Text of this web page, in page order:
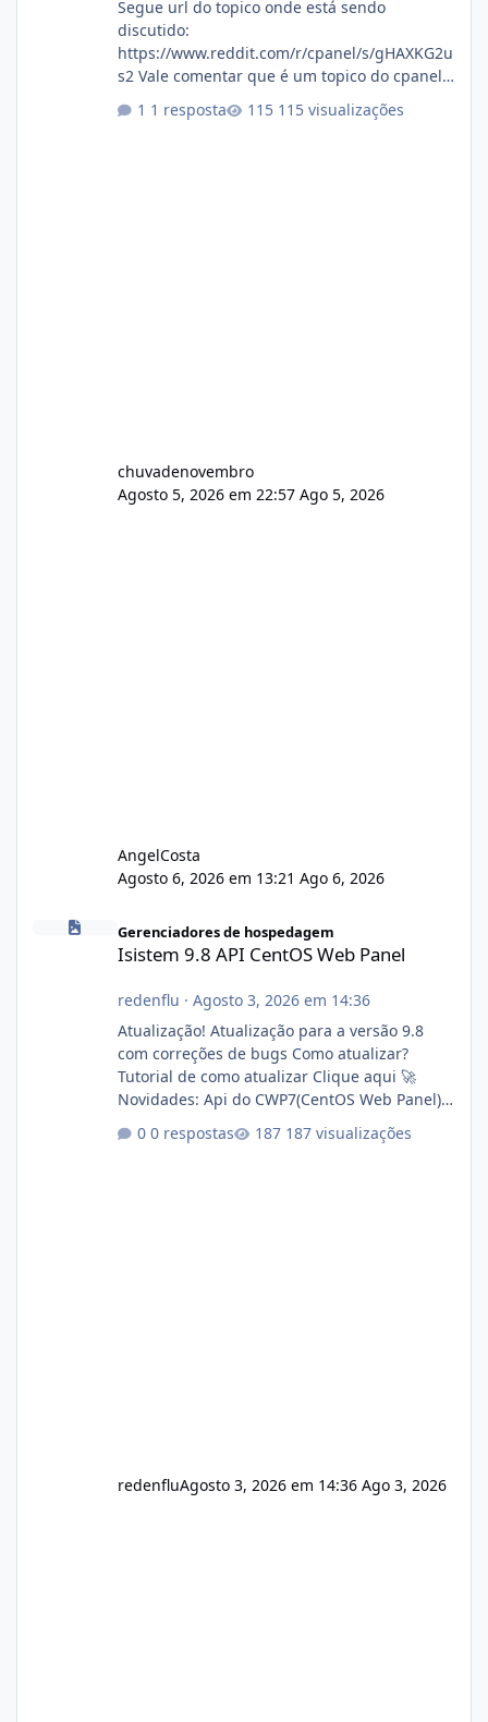
Segue url do topico onde está sendo
discutido:
https://www.reddit.com/r/cpanel/s/gHAXKG2u
s2 Vale comentar que é um topico do cpanel...
1 resposta 115 visualizações
chuvadenovembro
Agosto 5, 2026 em 22:57 Ago 5, 2026
AngelCosta
Agosto 6, 2026 em 13:21 Ago 6, 2026
Isistem 9.8 API CentOS Web Panel
Gerenciadores de hospedagem
Isistem 9.8 API CentOS Web Panel
redenflu · Agosto 3, 2026 em 14:36
Atualização! Atualização para a versão 9.8
com correções de bugs Como atualizar?
Tutorial de como atualizar Clique aqui 🚀
Novidades: Api do CWP7(CentOS Web Panel)
Link publico para consulta de sub.dominio
autorizado a usasr o isistem:
0 respostas 187 visualizações
redenfluAgosto 3, 2026 em 14:36 Ago 3, 2026